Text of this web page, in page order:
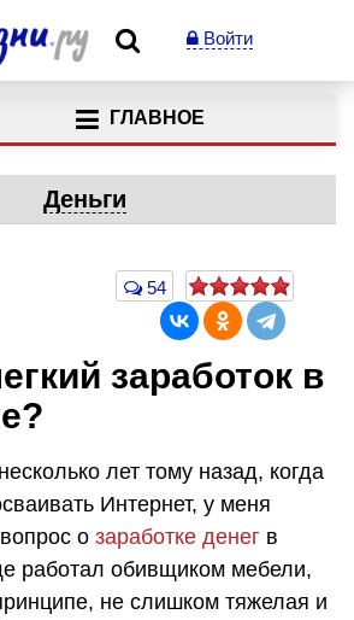
Войти
ГЛАВНОЕ
Деньги
54
заработок в
лет тому назад, когда
Интернет, у меня
о заработке денег в
работал обивщиком мебели,
не слишком тяжелая и